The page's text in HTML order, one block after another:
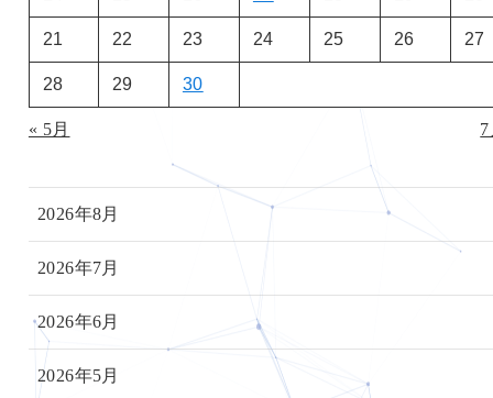
21 22 23 24 25 26 27
28 29 30
« 5月
2026年8月
2026年7月
2026年6月
2026年5月